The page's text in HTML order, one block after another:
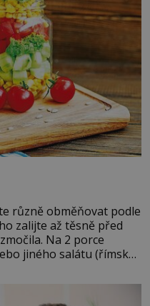
různě obměňovat podle
zalijte až těsně před
Na 2 porce
jiného salátu (římský
olivového oleje ✿ 1